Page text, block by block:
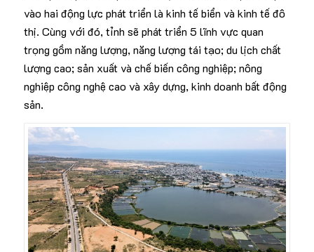
vào hai động lực phát triển là kinh tế biển và kinh tế đô
thị. Cùng với đó, tỉnh sẽ phát triển 5 lĩnh vực quan
trọng gồm năng lượng, năng lượng tái tạo; du lịch chất
lượng cao; sản xuất và chế biến công nghiệp; nông
nghiệp công nghệ cao và xây dựng, kinh doanh bất động
sản.